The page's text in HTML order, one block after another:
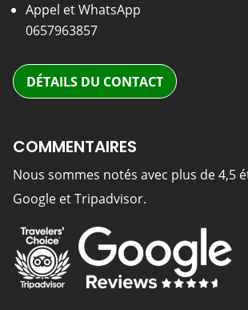
Appel et WhatsApp
0657963857
DÉTAILS DU CONTACT
COMMENTAIRES
Nous sommes notés avec plus de 4,5
Google et Tripadvisor.